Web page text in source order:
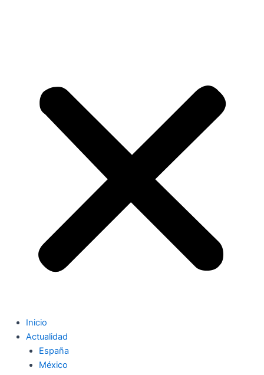
Inicio
Actualidad
España
México